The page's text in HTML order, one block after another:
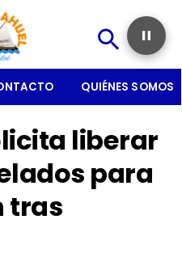
QUIÉNES SOMOS
liberar
para
tras